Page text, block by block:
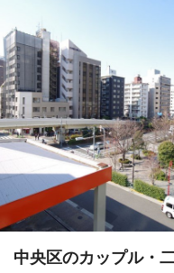
中央区のカップル・